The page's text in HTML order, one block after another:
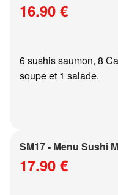
16.90 €
6 sushis saumon, 8
soupe et 1 salade.
SM17 - Menu Sushi
17.90 €